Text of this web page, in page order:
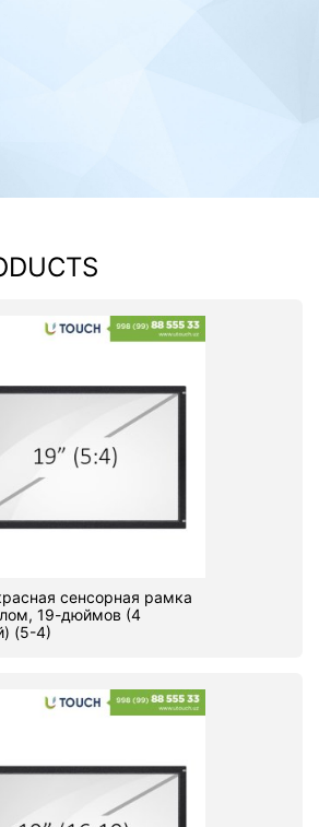
сенсорная рамка
19-дюймов (4
(5-4)